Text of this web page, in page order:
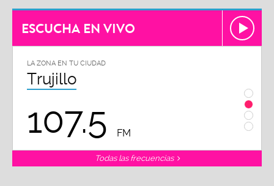
ESCUCHA EN VIVO
LA ZONA EN TU CIUDAD
Trujillo
107.5 FM
Todas las frecuencias